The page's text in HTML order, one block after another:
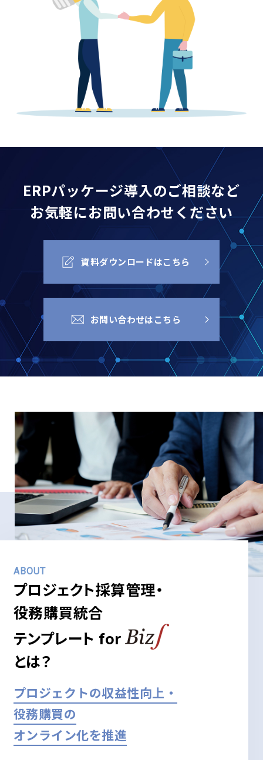
ERPパッケージ導入のご相談など
お気軽にお問い合わせください
資料ダウンロードはこちら
お問い合わせはこちら
ABOUT
プロジェクト採算管理・
役務購買統合
テンプレート for
とは？
プロジェクトの収益性向上・
役務購買の
オンライン化を推進